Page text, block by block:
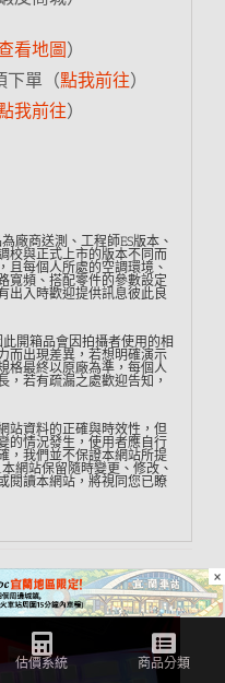
看地圖）
下單（點我前往）
我前往）
廠商送測、工程師ES版本、
校與正式上市的版本不同而
且每個人所處的空調環境、
寬頻、搭配零件的參數設定
出入時歡迎提供訊息彼此良
開箱品會因拍攝者使用的相
而出現差異，若想明確演示
格最終以原廠為準，每個人
，若有疏漏之處歡迎告知，
站資料的正確與時效性，但
的情況發生，使用者應自行
，我們並不保證本網站所提
網站保留隨時變更、修改、
閱讀本網站，將視同您已瞭
×